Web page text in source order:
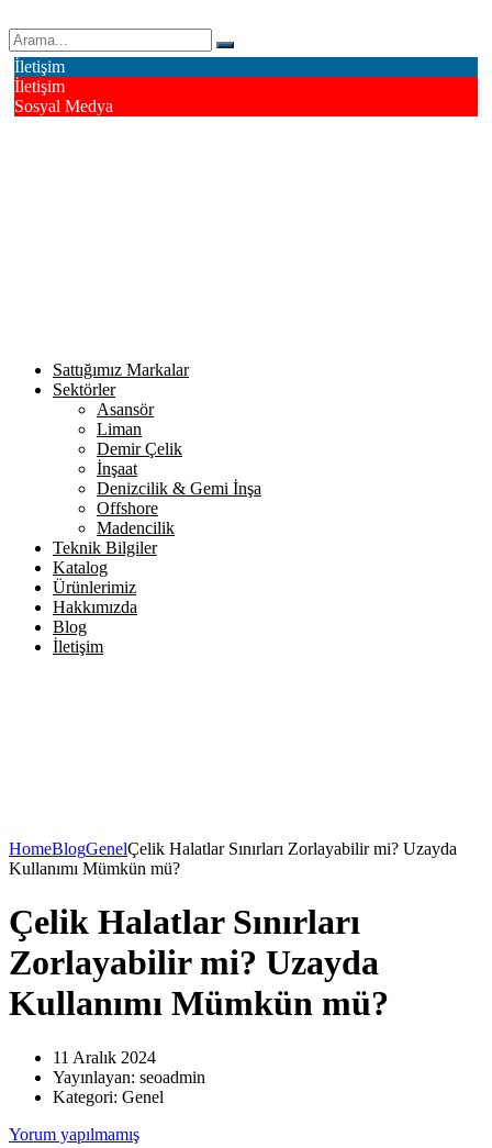
İletişim
İletişim
Sosyal Medya
Sattığımız Markalar
Sektörler
Asansör
Liman
Demir Çelik
İnşaat
Denizcilik & Gemi İnşa
Offshore
Madencilik
Teknik Bilgiler
Katalog
Ürünlerimiz
Hakkımızda
Blog
İletişim
HomeBlogGenelÇelik Halatlar Sınırları Zorlayabilir mi? Uzayda
Kullanımı Mümkün mü?
Çelik Halatlar Sınırları
Zorlayabilir mi? Uzayda
Kullanımı Mümkün mü?
11 Aralık 2024
Yayınlayan: seoadmin
Kategori: Genel
Yorum yapılmamış